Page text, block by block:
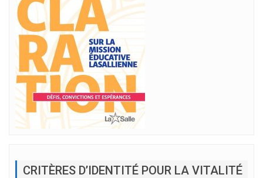
CRITÈRES D’IDENTITÉ POUR LA VITALITÉ